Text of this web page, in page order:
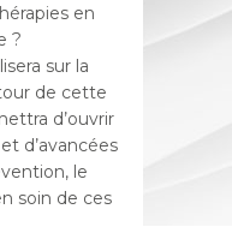
en
?
sur la
de cette
d’ouvrir
d’avancées
le
soin de ces